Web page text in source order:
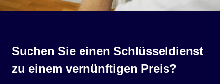
Suchen Sie einen Schlüsseldienst
zu einem vernünftigen Preis?